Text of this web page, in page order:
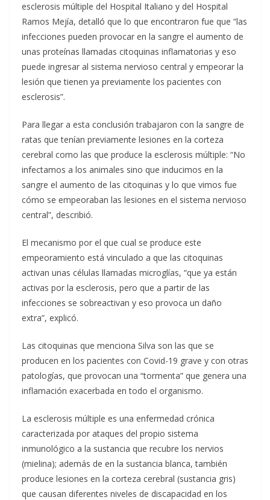
esclerosis múltiple del Hospital Italiano y del Hospital
Ramos Mejía, detalló que lo que encontraron fue que “las
infecciones pueden provocar en la sangre el aumento de
unas proteínas llamadas citoquinas inflamatorias y eso
puede ingresar al sistema nervioso central y empeorar la
lesión que tienen ya previamente los pacientes con
esclerosis”.
Para llegar a esta conclusión trabajaron con la sangre de
ratas que tenían previamente lesiones en la corteza
cerebral como las que produce la esclerosis múltiple: “No
infectamos a los animales sino que inducimos en la
sangre el aumento de las citoquinas y lo que vimos fue
cómo se empeoraban las lesiones en el sistema nervioso
central”, describió.
El mecanismo por el que cual se produce este
empeoramiento está vinculado a que las citoquinas
activan unas células llamadas microglías, “que ya están
activas por la esclerosis, pero que a partir de las
infecciones se sobreactivan y eso provoca un daño
extra”, explicó.
Las citoquinas que menciona Silva son las que se
producen en los pacientes con Covid-19 grave y con otras
patologías, que provocan una “tormenta” que genera una
inflamación exacerbada en todo el organismo.
La esclerosis múltiple es una enfermedad crónica
caracterizada por ataques del propio sistema
inmunológico a la sustancia que recubre los nervios
(mielina); además de en la sustancia blanca, también
produce lesiones en la corteza cerebral (sustancia gris)
que causan diferentes niveles de discapacidad en los